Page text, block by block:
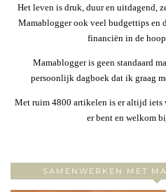
Het leven is druk, duur en uitdagend,
Mamablogger ook veel budgettips en
financiën in de
Mamablogger is geen standaard
persoonlijk dagboek dat ik graag
Met ruim 4800 artikelen is er altijd
er bent en welkom
SAMENWERKEN MET